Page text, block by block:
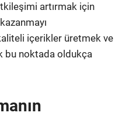
artırmak için
içerikler üretmek ve
bu noktada oldukça